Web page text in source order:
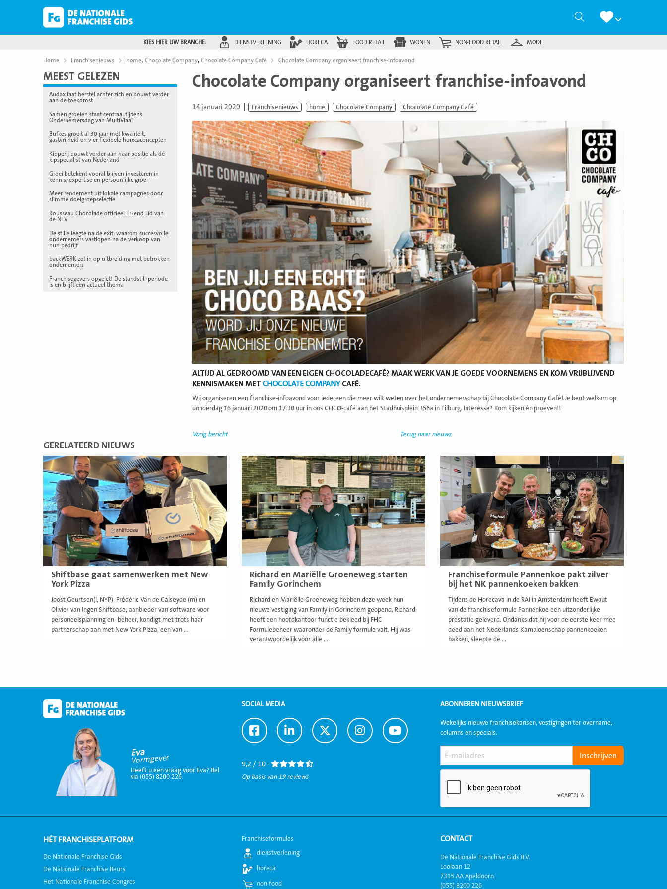
Zoeken
KIES HIER UW BRANCHE: DIENSTVERLENING HORECA FOOD RETAIL WONEN NON-FOOD RETAIL MODE
Home Franchisenieuws home, Chocolate Company, Chocolate Company Café Chocolate Company organiseert franchise-infoavond
MEEST GELEZEN
Audax laat herstel achter zich en bouwt verder
aan de toekomst
Samen groeien staat centraal tijdens
Ondernemersdag van MultiVlaai
Bufkes groeit al 30 jaar met kwaliteit,
gastvrijheid en vier flexibele horecaconcepten
Kipperij bouwt verder aan haar positie als dé
kipspecialist van Nederland
Groei betekent vooral blijven investeren in
kennis, expertise en persoonlijke groei
Meer rendement uit lokale campagnes door
slimme doelgroepselectie
Rousseau Chocolade officieel Erkend Lid van
de NFV
De stille leegte na de exit: waarom succesvolle
ondernemers vastlopen na de verkoop van
hun bedrijf
backWERK zet in op uitbreiding met betrokken
ondernemers
Franchisegevers opgelet! De standstill-periode
is en blijft een actueel thema
Chocolate Company organiseert franchise-infoavond
14 januari 2020 Franchisenieuws home Chocolate Company Chocolate Company Café
ALTIJD AL GEDROOMD VAN EEN EIGEN CHOCOLADECAFÉ? MAAK WERK VAN JE GOEDE VOORNEMENS EN KOM VRIJBLIJVEND
KENNISMAKEN MET CHOCOLATE COMPANY CAFÉ.
Wij organiseren een franchise-infoavond voor iedereen die meer wilt weten over het ondernemerschap bij Chocolate Company Café! Je bent welkom op
donderdag 16 januari 2020 om 17.30 uur in ons CHCO-café aan het Stadhuisplein 356a in Tilburg. Interesse? Kom kijken én proeven!!
Vorig bericht Terug naar nieuws
GERELATEERD NIEUWS
Shiftbase gaat samenwerken met New
York Pizza
Joost Geurtsen(l, NYP), Frédéric Van de Calseyde (m) en
Olivier van Ingen Shiftbase, aanbieder van software voor
personeelsplanning en -beheer, kondigt met trots haar
partnerschap aan met New York Pizza, een van ...
Lees
meer
Richard en Mariëlle Groeneweg starten
Family Gorinchem
Richard en Mariëlle Groeneweg hebben deze week hun
nieuwe vestiging van Family in Gorinchem geopend. Richard
heeft een hoofdkantoor functie bekleed bij FHC
Formulebeheer waaronder de Family formule valt. Hij was
verantwoordelijk voor alle ...
Lees
meer
Franchiseformule Pannenkoe pakt zilver
bij het NK pannenkoeken bakken
Tijdens de Horecava in de RAI in Amsterdam heeft Ewout
van de franchiseformule Pannenkoe een uitzonderlijke
prestatie geleverd. Ondanks dat hij voor de eerste keer mee
deed aan het Nederlands Kampioenschap pannenkoeken
bakken, sleepte de ...
Lees
meer
Eva
Vormgever
Heeft u een vraag voor Eva? Bel
via (055) 8200 226
SOCIAL MEDIA
Ga
naar
Ga
naar
Ga
naar
Ga
naar
Ga
naar
9,2 / 10 -
Op basis van 19 reviews
ABONNEREN NIEUWSBRIEF
Wekelijks nieuwe franchisekansen, vestigingen ter overname,
columns en specials.
HÉT FRANCHISEPLATFORM
De Nationale Franchise Gids
De Nationale Franchise Beurs
Het Nationale Franchise Congres
Franchiseformules
dienstverlening
horeca
non-food
CONTACT
De Nationale Franchise Gids B.V.
Loolaan 12
7315 AA Apeldoorn
(055) 8200 226